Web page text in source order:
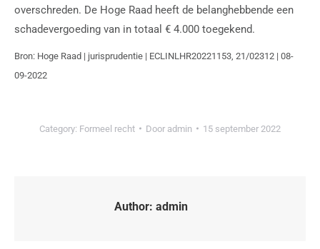
overschreden. De Hoge Raad heeft de belanghebbende een
schadevergoeding van in totaal € 4.000 toegekend.
Bron: Hoge Raad | jurisprudentie | ECLINLHR20221153, 21/02312 | 08-
09-2022
Category: Formeel recht Door admin 15 september 2022
Author: admin